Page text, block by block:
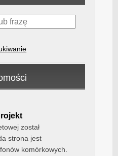
został
strona jest
komórkowych.